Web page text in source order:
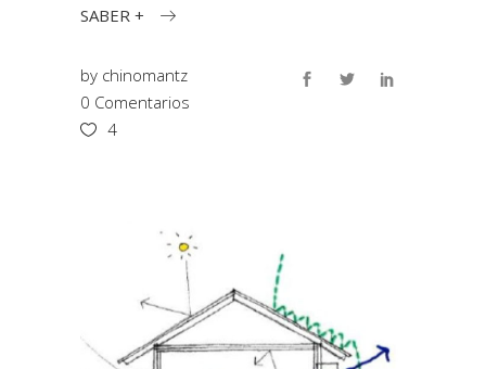
SABER +
by chinomantz
0 Comentarios
4